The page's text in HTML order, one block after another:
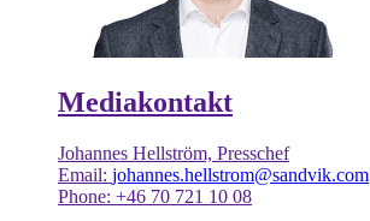
Mediakontakt
Johannes Hellström, Presschef
Email: johannes.hellstrom@sandvik.com
Phone: +46 70 721 10 08